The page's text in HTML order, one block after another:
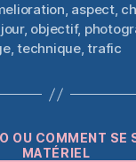
, aspect,
jour, objectif,
,technique,trafic
Catégories
OU COMMENT SE
MATÉRIEL